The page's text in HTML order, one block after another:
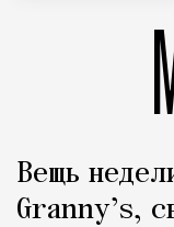
Вещь
Granny’s,